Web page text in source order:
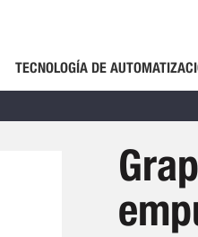
TECNOLOGÍA DE